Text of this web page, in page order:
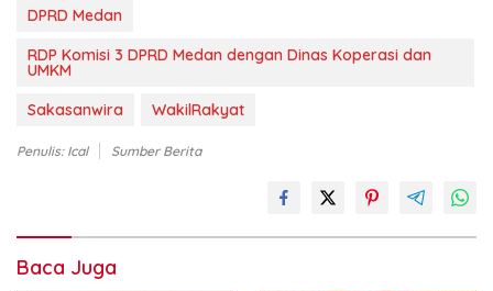
DPRD Medan
RDP Komisi 3 DPRD Medan dengan Dinas Koperasi dan
UMKM
Sakasanwira
WakilRakyat
Penulis: Ical Sumber Berita
Baca Juga